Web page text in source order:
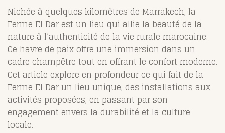
Nichée à quelques kilomètres de Marrakech, la
Ferme El Dar est un lieu qui allie la beauté de la
nature à l’authenticité de la vie rurale marocaine.
Ce havre de paix offre une immersion dans un
cadre champêtre tout en offrant le confort moderne.
Cet article explore en profondeur ce qui fait de la
Ferme El Dar un lieu unique, des installations aux
activités proposées, en passant par son
engagement envers la durabilité et la culture
locale.